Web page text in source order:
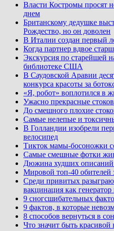
Власти Костромы просят
днем
Британскому дедушке
Рождество, но он доволен
В Италии создан первый
Когда партнер вдвое
Экскурсия по старейшей
библиотеке США
В Саудовской Аравии
конкурса красоты за
«Я, робот» воплотился в
Ужасно прекрасные
До смешного плохие
Самые нелепые и
В Голландии изобрели
велосипед
Тикток мамы-босоножки
Самые смешные фотки
Дюжина худших
Мировой топ-40 обителей
Среди привитых
вакцинация как генератор
9 сногсшибательных
9 фактов, в которые
8 способов вернуться в
Что значит быть красивой